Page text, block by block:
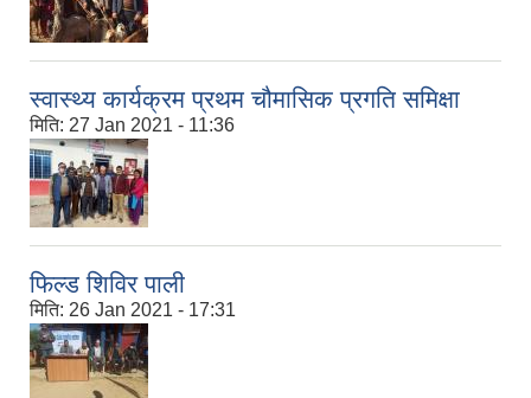
स्वास्थ्य कार्यक्रम प्रथम चौमासिक प्रगति समिक्षा
मिति: 27 Jan 2021 - 11:36
फिल्ड शिविर पाली
मिति: 26 Jan 2021 - 17:31